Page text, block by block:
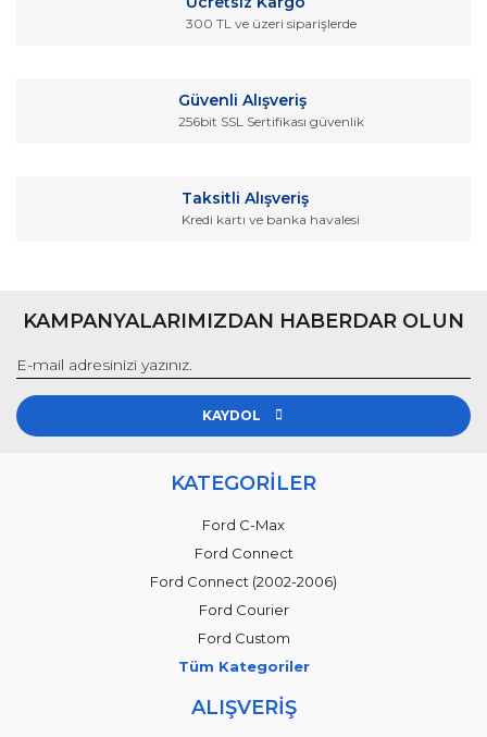
Ürün fiyatı diğer sitelerden daha pahalı.
300 TL ve üzeri siparişlerde
Güvenli Alışveriş
256bit SSL Sertifikası güvenlik
Taksitli Alışveriş
Kredi kartı ve banka havalesi
KAMPANYALARIMIZDAN HABERDAR OLUN
KAYDOL
KATEGORİLER
Ford C-Max
Ford Connect
Ford Connect (2002-2006)
Ford Courier
Ford Custom
Tüm Kategoriler
ALIŞVERİŞ